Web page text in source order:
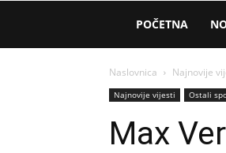
AM
Sport
POČETNA
Naslovnica Najnovije
Najnovije vijesti Ostali
Max